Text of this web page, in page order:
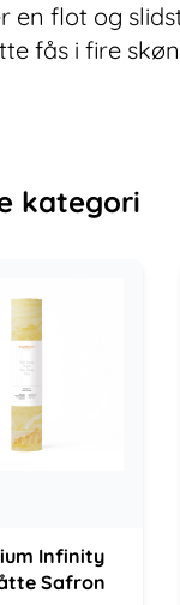
en flot og
fås i fire
kategori
Infinity
Safron